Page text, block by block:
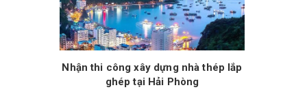
Nhận thi công xây dựng nhà thép lắp
ghép tại Hải Phòng